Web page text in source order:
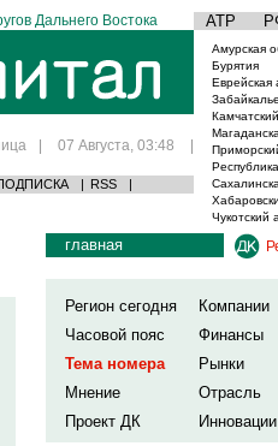
Дальнего Востока АТР
| 07 Августа, 03:48 |
| RSS |
Амурская
Бурятия
Еврейская
Чукотский
главная
Регион сегодня
Компании
Часовой пояс
Финансы
Тема номера
Рынки
Мнение
Отрасль
Проект ДК
Инновации